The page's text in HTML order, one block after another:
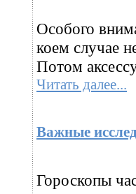
Особого
коем случае
Потом
Читать далее...
Важные
Гороскопы